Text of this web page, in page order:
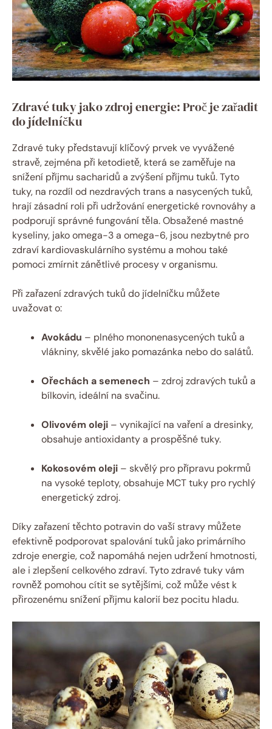
Zdravé tuky jako zdroj energie: Proč je zařadit
do jídelníčku
Zdravé tuky představují klíčový prvek ve vyvážené
stravě, zejména při ketodietě, která se zaměřuje na
snížení příjmu sacharidů a zvýšení příjmu tuků. Tyto
tuky, na rozdíl od nezdravých trans a nasycených tuků,
hrají zásadní roli při udržování energetické rovnováhy a
podporují správné fungování těla. Obsažené mastné
kyseliny, jako omega-3 a omega-6, jsou nezbytné pro
zdraví kardiovaskulárního systému a mohou také
pomoci zmírnit zánětlivé procesy v organismu.
Při zařazení zdravých tuků do jídelníčku můžete
uvažovat o:
Avokádu – plného mononenasycených tuků a
vlákniny, skvělé jako pomazánka nebo do salátů.
Ořechách a semenech – zdroj zdravých tuků a
bílkovin, ideální na svačinu.
Olivovém oleji – vynikající na vaření a dresinky,
obsahuje antioxidanty a prospěšné tuky.
Kokosovém oleji – skvělý pro přípravu pokrmů
na vysoké teploty, obsahuje MCT tuky pro rychlý
energetický zdroj.
Díky zařazení těchto potravin do vaší stravy můžete
efektivně podporovat spalování tuků jako primárního
zdroje energie, což napomáhá nejen udržení hmotnosti,
ale i zlepšení celkového zdraví. Tyto zdravé tuky vám
rovněž pomohou cítit se sytějšími, což může vést k
přirozenému snížení příjmu kalorií bez pocitu hladu.